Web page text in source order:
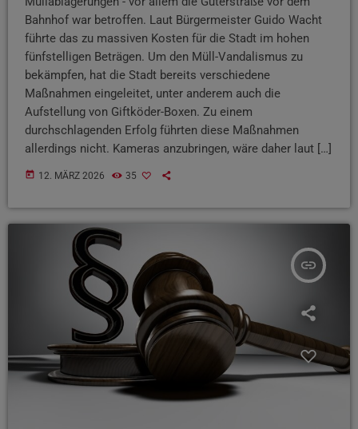
Bahnhof war betroffen. Laut Bürgermeister Guido Wacht
führte das zu massiven Kosten für die Stadt im hohen
fünfstelligen Beträgen. Um den Müll-Vandalismus zu
bekämpfen, hat die Stadt bereits verschiedene
Maßnahmen eingeleitet, unter anderem auch die
Aufstellung von Giftköder-Boxen. Zu einem
durchschlagenden Erfolg führten diese Maßnahmen
allerdings nicht. Kameras anzubringen, wäre daher laut […]
today 12. MÄRZ 2026 35
insert_link